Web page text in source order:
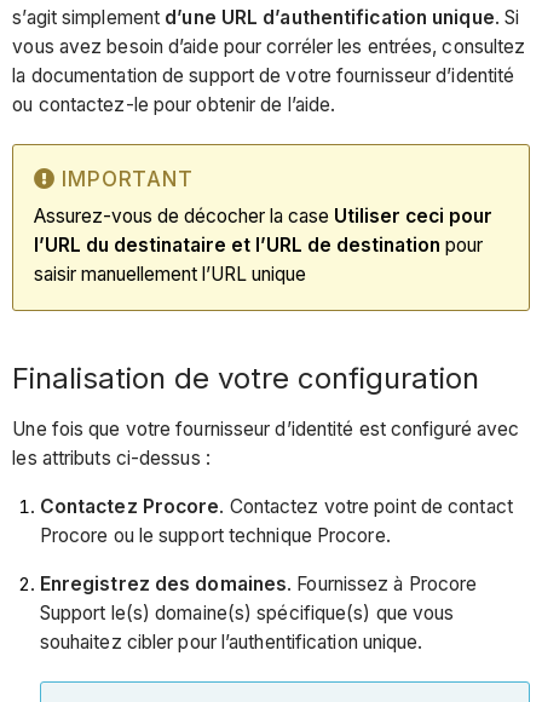
s’agit simplement d’une URL d’authentification unique. Si
vous avez besoin d’aide pour corréler les entrées, consultez
la documentation de support de votre fournisseur d’identité
ou contactez-le pour obtenir de l’aide.
IMPORTANT
Assurez-vous de décocher la case Utiliser ceci pour
l’URL du destinataire et l’URL de destinationpour
saisir manuellement l’URL unique
Finalisation de votre configuration
Une fois que votre fournisseur d’identité est configuré avec
les attributs ci-dessus :
Contactez Procore. Contactez votrepoint de contact
Procore ou le support technique Procore.
Enregistrez des domaines. Fournissez à Procore
Support le(s) domaine(s) spécifique(s) que vous
souhaitez cibler pour l’authentification unique.